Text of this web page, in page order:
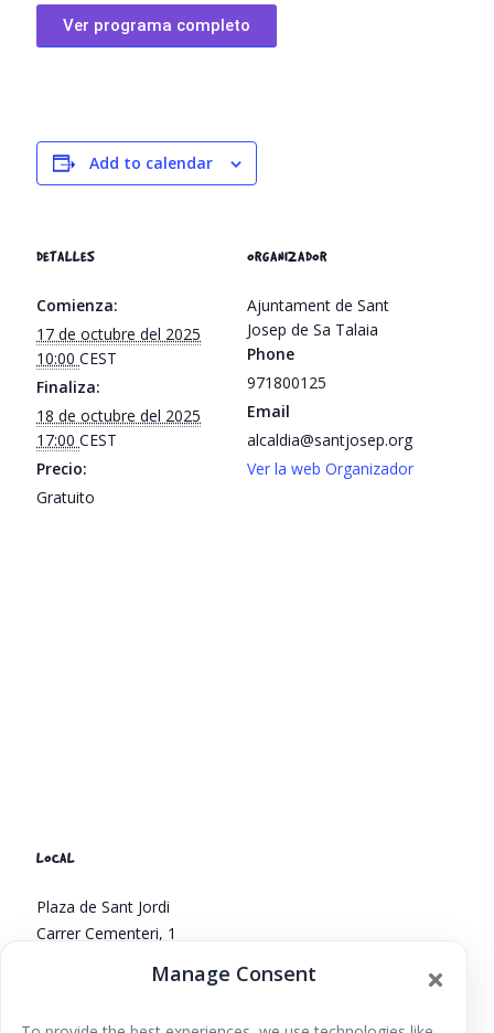
Manage Consent
Ver programa completo
Add to calendar
DETALLES
Comienza:
17 de octubre del 2025
10:00CEST
Finaliza:
18 de octubre del 2025
17:00CEST
Precio:
Gratuito
ORGANIZADOR
Ajuntament de Sant
Josep de Sa Talaia
Phone
971800125
Email
alcaldia@santjosep.org
Ver la web Organizador
LOCAL
Plaza de Sant Jordi
Carrer Cementeri, 1
Sant Jordi de ses Salines
islas baleares